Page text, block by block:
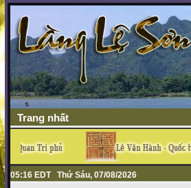
Trang nhất
05:16 EDT Thứ Sáu, 07/08/2026